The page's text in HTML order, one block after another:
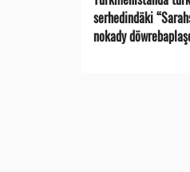
serhedindäki
nokady